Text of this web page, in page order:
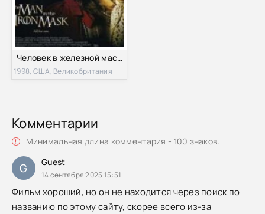
Человек в железной маске (1998)
1998, США, Великобритания
Комментарии
Минимальная длина комментария - 100 знаков.
G Guest
14 сентября 2025 15:51
Фильм хороший, но он не находится через поиск по
названию по этому сайту, скорее всего из-за